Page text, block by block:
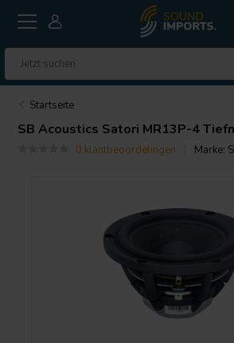
Startseite
SB Acoustics Satori MR13P-4
0 klantbeoordelingen Marke: